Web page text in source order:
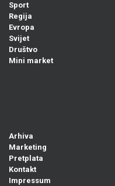
Sport
Regija
Evropa
Svijet
Društvo
Mini market
Arhiva
Marketing
Pretplata
Kontakt
Impressum